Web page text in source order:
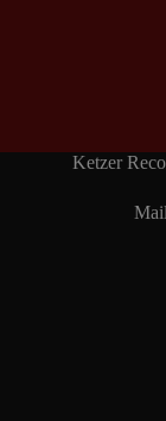
Ketzer